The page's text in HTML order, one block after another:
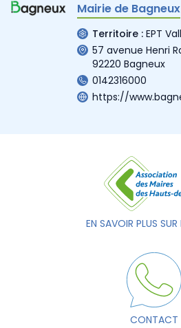
Mairie de Bagneux
Territoire : EPT
57 avenue Henri
92220 Bagneux
0142316000
https://
EN SAVOIR PLUS
CONTACT